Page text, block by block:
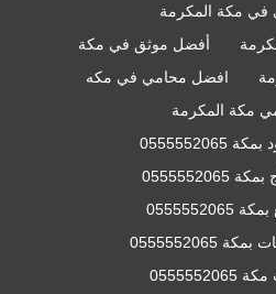
مكة المكرمة
أفضل موثق في مكة
افضل محامي في مكه
مكة المكرمة